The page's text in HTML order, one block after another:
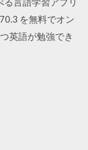
を無料でオン
英語が勉強でき